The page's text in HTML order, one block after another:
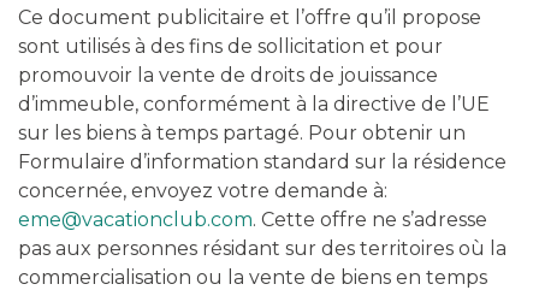
Ce document publicitaire et l’offre qu’il propose
sont utilisés à des fins de sollicitation et pour
promouvoir la vente de droits de jouissance
d’immeuble, conformément à la directive de l’UE
sur les biens à temps partagé. Pour obtenir un
Formulaire d’information standard sur la résidence
concernée, envoyez votre demande à:
eme@vacationclub.com. Cette offre ne s’adresse
pas aux personnes résidant sur des territoires où la
commercialisation ou la vente de biens en temps